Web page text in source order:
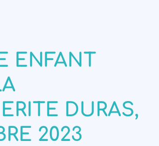
ENFANT
DURAS,
2023